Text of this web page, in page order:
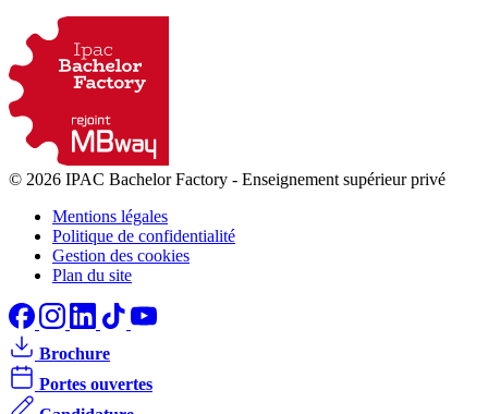
© 2026 IPAC Bachelor Factory - Enseignement supérieur privé
Mentions légales
Politique de confidentialité
Gestion des cookies
Plan du site
Brochure
Portes ouvertes